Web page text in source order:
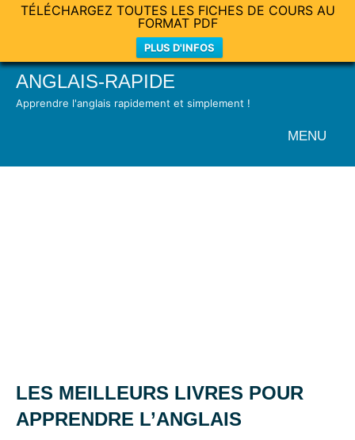
TÉLÉCHARGEZ TOUTES LES FICHES DE COURS AU
FORMAT PDF
PLUS D'INFOS
SkipANGLAIS-RAPIDE
Apprendre l'anglais rapidement et simplement !
MENU
LES MEILLEURS LIVRES POUR
APPRENDRE L’ANGLAIS